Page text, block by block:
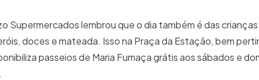
Supermercados lembrou que o dia também é das
doces e mateada. Isso na Praça da Estação, bem
passeios de Maria Fumaça grátis aos sábados e